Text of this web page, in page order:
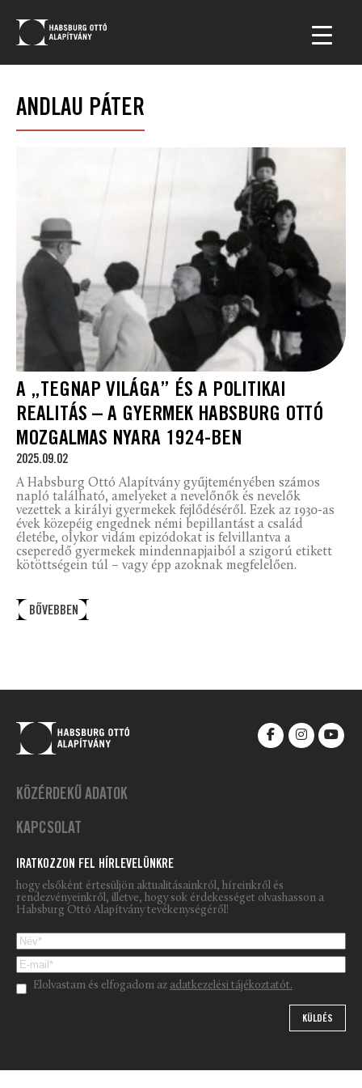
ANDLAU PÁTER
A „TEGNAP VILÁGA” ÉS A POLITIKAI
REALITÁS – A GYERMEK HABSBURG OTTÓ
MOZGALMAS NYARA 1924-BEN
2025.09.02
A Habsburg Ottó Alapítvány gyűjteményében számos
napló található, amelyeket a nevelőnők és nevelők
vezettek a királyi gyermekek fejlődéséről. Ezek az 1930-as
évek közepéig engednek némi bepillantást a család
életébe, olykor vidám epizódokat is felvillantva a
cseperedő gyermekek mindennapjaiból a szigorú etikett
kötöttségein túl – vagy épp azoknak megfelelően.
BŐVEBBEN
KÖZÉRDEKŰ ADATOK
KAPCSOLAT
IRATKOZZON FEL HÍRLEVELÜNKRE
hogy elsőként értesüljön aktualitásainkról, híreinkről és
rendezvényeinkről, illetve, hogy sok érdekességet olvashasson a
Habsburg Ottó Alapítvány tevékenységéről!
Please leave this field empty.
Elolvastam és elfogadom az adatkezelési tájékoztatót.